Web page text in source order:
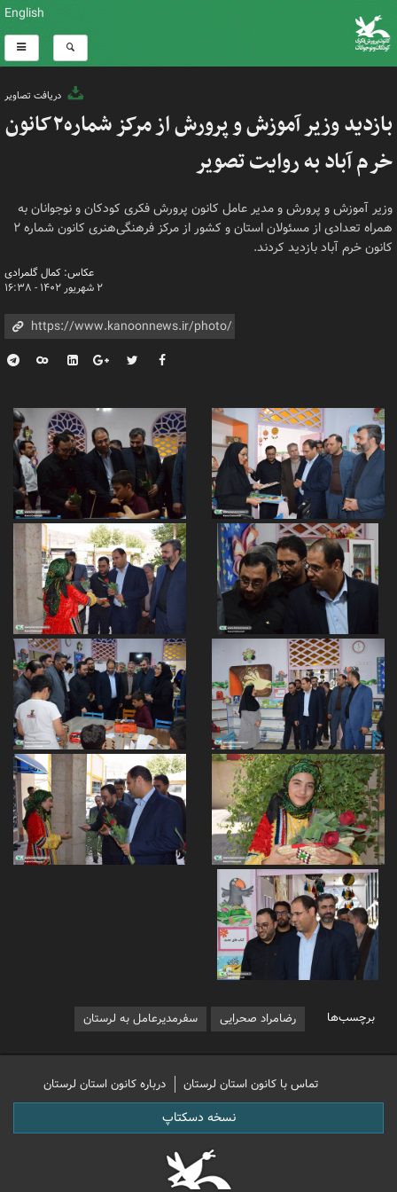
English
دریافت تصاویر
بازدید وزیر آموزش و پرورش از مرکز شماره۲کانون
خرم آباد به روایت تصویر
وزیر آموزش و پرورش و مدیر عامل کانون پرورش فکری کودکان و نوجوانان به
همراه تعدادی از مسئولان استان و کشور از مرکز فرهنگی‌هنری کانون شماره ۲
کانون خرم آباد بازدید کردند.
عکاس: کمال گلمرادی
۲ شهریور ۱۴۰۲ - ۱۶:۳۸
برچسب‌ها رضامراد صحرایی سفرمدیرعامل به لرستان
تماس با کانون استان لرستان درباره کانون استان لرستان
نسخه دسکتاپ